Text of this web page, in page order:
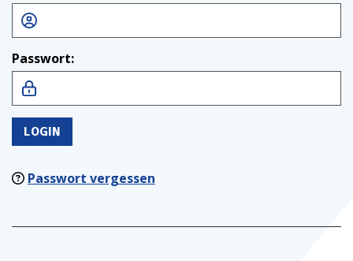
Passwort:
LOGIN
Passwort vergessen